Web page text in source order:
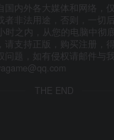
国内外各大媒体和网络，
者非法用途，否则，一切
时之内，从您的电脑中彻
请支持正版，购买注册，
问题，如有侵权请邮件与
THE END